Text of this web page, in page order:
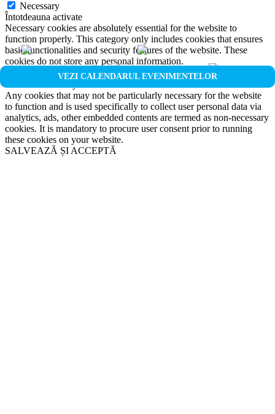
VEZI CALENDARUL EVENIMENTELOR
Necessary
Întotdeauna activate
Necessary cookies are absolutely essential for the website to
function properly. This category only includes cookies that ensures
basic functionalities and security features of the website. These
cookies do not store any personal information.
Non-necessary
Any cookies that may not be particularly necessary for the website
to function and is used specifically to collect user personal data via
analytics, ads, other embedded contents are termed as non-necessary
cookies. It is mandatory to procure user consent prior to running
these cookies on your website.
SALVEAZĂ ȘI ACCEPTĂ